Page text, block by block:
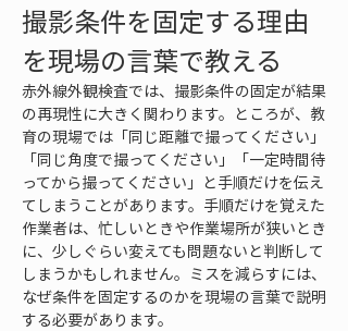
撮影条件を固定する理由
を現場の言葉で教える
赤外線外観検査では、撮影条件の固定が結果
の再現性に大きく関わります。ところが、教
育の現場では「同じ距離で撮ってください」
「同じ角度で撮ってください」「一定時間待
ってから撮ってください」と手順だけを伝え
てしまうことがあります。手順だけを覚えた
作業者は、忙しいときや作業場所が狭いとき
に、少しぐらい変えても問題ないと判断して
しまうかもしれません。ミスを減らすには、
なぜ条件を固定するのかを現場の言葉で説明
する必要があります。